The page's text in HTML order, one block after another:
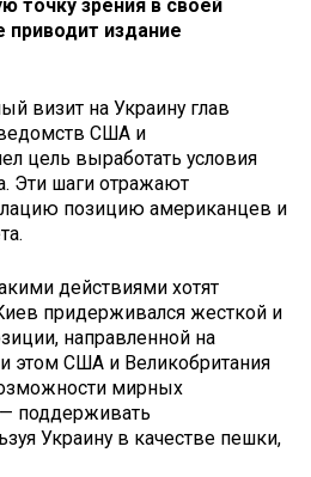
точку зрения в своей
приводит издание
визит на Украину глав
США и
цель выработать условия
Эти шаги отражают
позицию американцев и
действиями хотят
придерживался жесткой и
направленной на
этом США и Великобритания
мирных
поддерживать
Украину в качестве пешки,